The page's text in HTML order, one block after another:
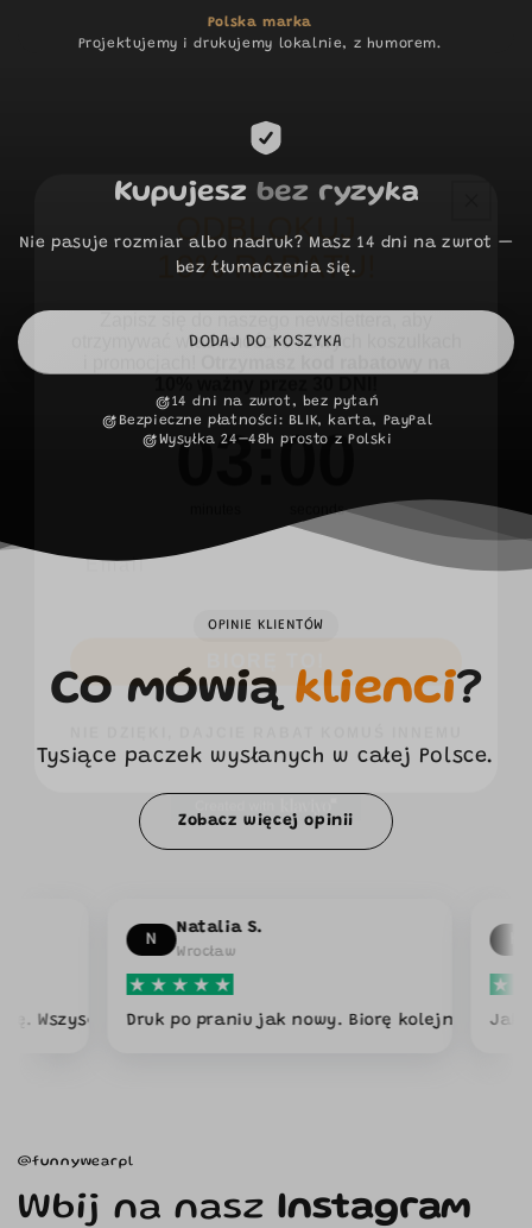
Polska marka
Projektujemy i drukujemy lokalnie, z humorem.
Kupujesz bez ryzyka
Nie pasuje rozmiar albo nadruk? Masz 14 dni na zwrot —
bez tłumaczenia się.
DODAJ DO KOSZYKA
14 dni na zwrot, bez pytań
Bezpieczne płatności: BLIK, karta, PayPal
Wysyłka 24–48h prosto z Polski
OPINIE KLIENTÓW
Co mówią klienci?
Tysiące paczek wysłanych w całej Polsce.
Zobacz więcej opinii
pytali skąd 🔥
Natalia S.
Wrocław
Druk po praniu jak nowy. Biorę kolejne.
Kamil W.
Warszawa
Jakość mega,
@funnywearpl
Wbij na nasz Instagram
10% RABATU!
Zapisz się do naszego newslettera, aby
otrzymywać wiadomości o nowych koszulkach
03
minutes
:00
NIE DZIĘKI, DAJCIE RABAT KOMUŚ INNEMU